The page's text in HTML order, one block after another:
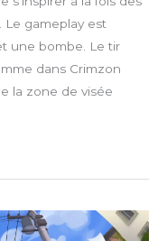
Le gameplay est
une bombe. Le tir
dans Crimzon
la zone de visée